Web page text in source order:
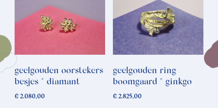
geelgouden oorstekers
besjes * diamant
€ 2.080,00
geelgouden ring
boomgaard * ginkgo
€2.825,00